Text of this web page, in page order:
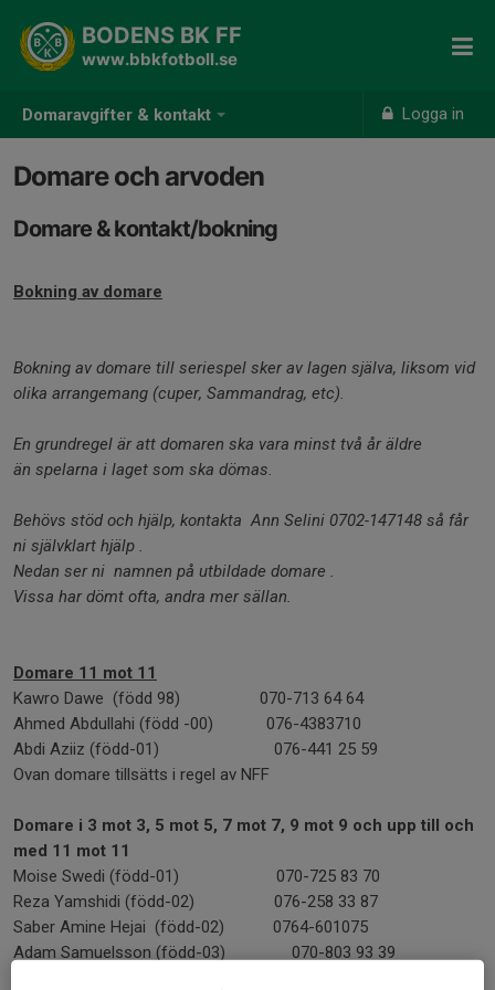
Domaravgifter & kontakt Logga in
BODENS BK FF
www.bbkfotboll.se
Domare och arvoden
Domare & kontakt/bokning
Bokning av domare
Bokning av domare till seriespel sker av lagen själva, liksom vid
olika arrangemang (cuper, Sammandrag, etc).
En grundregel är att domaren ska vara minst två år äldre
än spelarna i laget som ska dömas.
Behövs stöd och hjälp, kontakta Ann Selini 0702-147148 så får
ni självklart hjälp .
Nedan ser ni namnen på utbildade domare .
Vissa har dömt ofta, andra mer sällan.
Domare 11 mot 11
Kawro Dawe (född 98) 070-713 64 64
Ahmed Abdullahi (född -00) 076-4383710
Abdi Aziiz (född-01) 076-441 25 59
Ovan domare tillsätts i regel av NFF
Domare i 3 mot 3, 5 mot 5, 7 mot 7, 9 mot 9 och upp till och
med 11 mot 11
Moise Swedi (född-01) 070-725 83 70
Reza Yamshidi (född-02) 076-258 33 87
Saber Amine Hejai (född-02) 0764-601075
Adam Samuelsson (född-03) 070-803 93 39